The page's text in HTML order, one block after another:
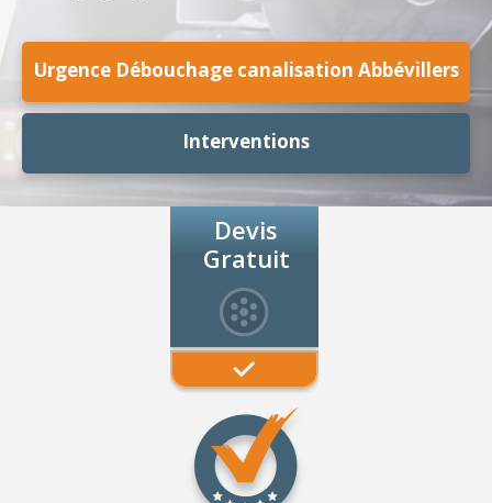
Urgence Débouchage canalisation Abbévillers
Interventions
Devis
Gratuit